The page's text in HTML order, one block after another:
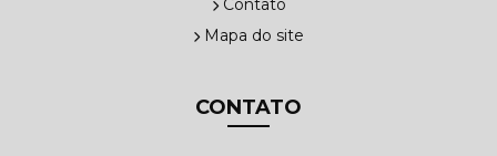
Mapa do site
CONTATO